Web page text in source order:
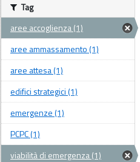
Tag
aree accoglienza (1)
aree ammassamento (1)
aree attesa (1)
edifici strategici (1)
emergenze (1)
PCPC (1)
viabilità di emergenza (1)